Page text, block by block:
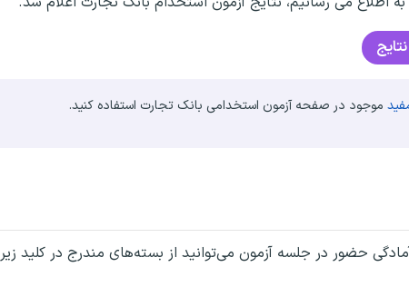
موجود در صفحه آزمون استخدامی بانک تجارت استفاده کنید.
حضور در جلسه آزمون می‌توانید از بسته‌های مندرج در کلید زیر